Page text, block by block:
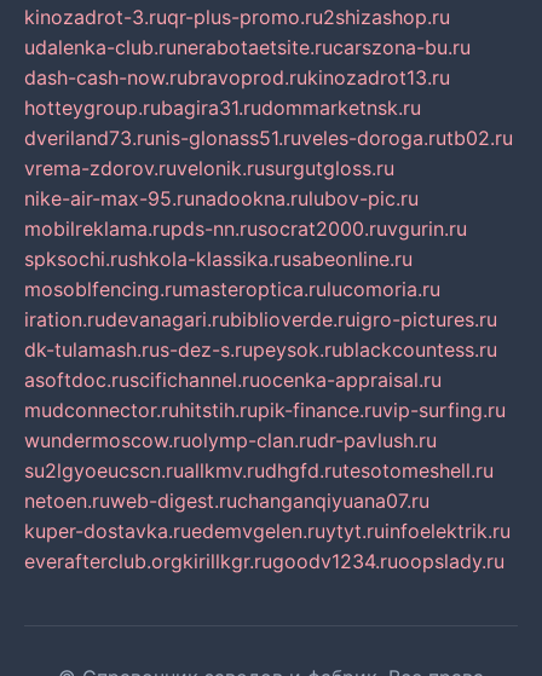
kinozadrot-3.ruqr-plus-promo.ru2shizashop.ru
udalenka-club.runerabotaetsite.rucarszona-bu.ru
dash-cash-now.rubravoprod.rukinozadrot13.ru
hotteygroup.rubagira31.rudommarketnsk.ru
dveriland73.runis-glonass51.ruveles-doroga.rutb02.ru
vrema-zdorov.ruvelonik.rusurgutgloss.ru
nike-air-max-95.runadookna.rulubov-pic.ru
mobilreklama.rupds-nn.rusocrat2000.ruvgurin.ru
spksochi.rushkola-klassika.rusabeonline.ru
mosoblfencing.rumasteroptica.rulucomoria.ru
iration.rudevanagari.rubiblioverde.ruigro-pictures.ru
dk-tulamash.rus-dez-s.rupeysok.rublackcountess.ru
asoftdoc.ruscifichannel.ruocenka-appraisal.ru
mudconnector.ruhitstih.rupik-finance.ruvip-surfing.ru
wundermoscow.ruolymp-clan.rudr-pavlush.ru
su2lgyoeucscn.ruallkmv.rudhgfd.rutesotomeshell.ru
netoen.ruweb-digest.ruchanganqiyuana07.ru
kuper-dostavka.ruedemvgelen.ruytyt.ruinfoelektrik.ru
everafterclub.orgkirillkgr.rugoodv1234.ruoopslady.ru